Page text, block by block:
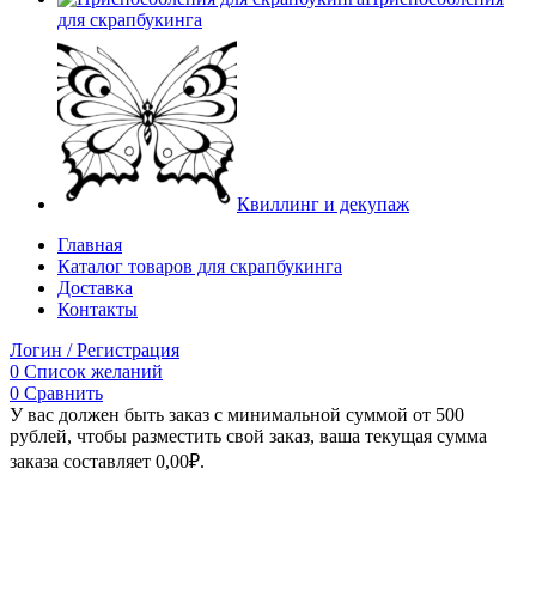
для скрапбукинга
Квиллинг и декупаж
Главная
Каталог товаров для скрапбукинга
Доставка
Контакты
Логин / Регистрация
0 Список желаний
0 Сравнить
У вас должен быть заказ с минимальной суммой от 500
рублей, чтобы разместить свой заказ, ваша текущая сумма
заказа составляет 0,00₽.